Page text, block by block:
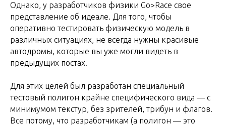
Однако, у разработчиков физики Go>Race свое
представление об идеале. Для того, чтобы
оперативно тестировать физическую модель в
различных ситуациях, не всегда нужны красивые
автодромы, которые вы уже могли видеть в
предыдущих постах.
Для этих целей был разработан специальный
тестовый полигон крайне специфического вида — с
минимумом текстур, без зрителей, трибун и флагов.
Все потому, что разработчикам (а полигон — это